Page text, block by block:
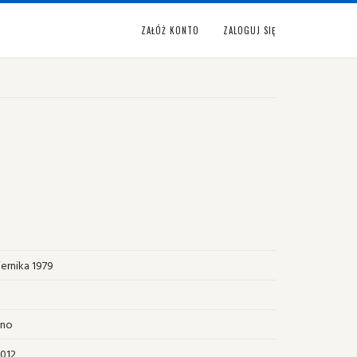
ZAŁÓŻ KONTO ZALOGUJ SIĘ
1979